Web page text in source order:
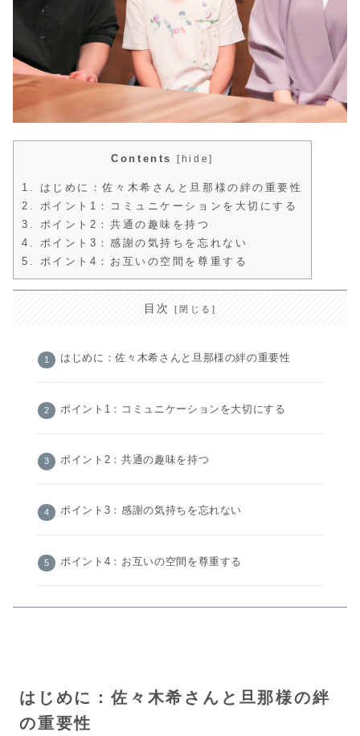
Contents [ hide]
1.
はじめに：佐々木希さんと旦那様の絆の重要性
2.
ポイント1：コミュニケーションを大切にする
3.
ポイント2：共通の趣味を持つ
4.
ポイント3：感謝の気持ちを忘れない
5.
ポイント4：お互いの空間を尊重する
目次
はじめに：佐々木希さんと旦那様の絆の重要性
ポイント1：コミュニケーションを大切にする
ポイント2：共通の趣味を持つ
ポイント3：感謝の気持ちを忘れない
ポイント4：お互いの空間を尊重する
はじめに：佐々木希さんと旦那様の絆
の重要性